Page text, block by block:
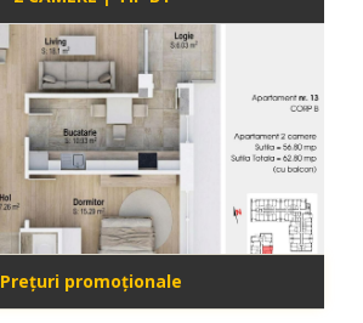
Prețuri promoționale